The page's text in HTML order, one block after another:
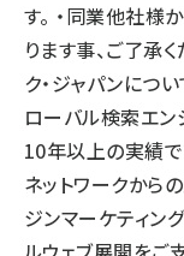
す。 ・同業他社様
ります事、ご了承
ク・ジャパンにつ
ローバル検索エン
10年以上の実績で
ネットワークから
ジンマーケティン